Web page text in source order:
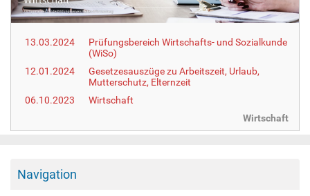
r
e
:
13.03.2024
Prüfungsbereich Wirtschafts- und Sozialkunde
(WiSo)
12.01.2024
Gesetzesauszüge zu Arbeitszeit, Urlaub,
Mutterschutz, Elternzeit
06.10.2023
Wirtschaft
Wirtschaft
Navigation